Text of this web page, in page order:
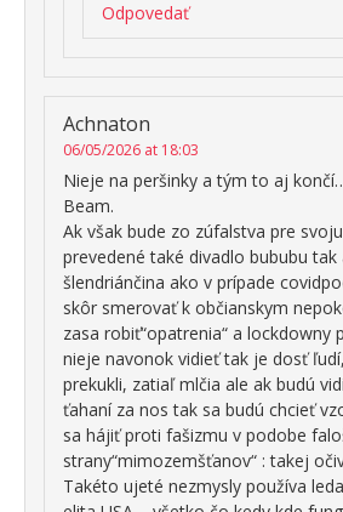
Odpovedať
Achnaton
06/05/2026 at 18:03
Nieje na peršinky a tým to aj
Beam.
Ak však bude zo zúfalstva pre
prevedené také divadlo bububu
šlendriánčina ako v prípade
skôr smerovať k občianskym
zasa robiť“opatrenia“ a lockdowny
nieje navonok vidieť tak je dosť
prekukli, zatiaľ mlčia ale ak budú
ťahaní za nos tak sa budú chcieť
sa hájiť proti fašizmu v podobe
strany“mimozemšťanov“ : takej
Takéto ujeté nezmysly používa